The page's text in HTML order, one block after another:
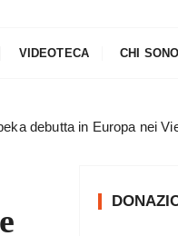
VIDEOTECA CHI SONO
debutta in Europa nei